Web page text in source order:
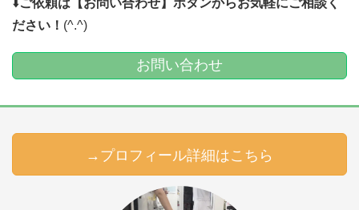
⬇️ご依頼は【お問い合わせ】ボタンからお気軽にご相談く
ださい！ (^.^)
お問い合わせ
→プロフィール詳細はこちら